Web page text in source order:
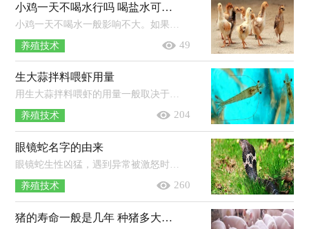
小鸡一天不喝水行吗 喝盐水可以防啄毛吗
养殖技术 49
生大蒜拌料喂虾用量
用生大蒜拌料喂虾的用量一般取决于饵料的量，以10斤饵料为例，一般可以拌1两大蒜。用生大蒜拌料喂虾的注意事项：放养对虾25天之后可每...
养殖技术 204
眼镜蛇名字的由来
眼镜蛇生性凶猛，遇到异常被激怒时，会昂起身体前部，膨大颈部，由于颈部扩张，背部会呈现出明显的黑白斑，就像是眼镜状的花纹，因此被称为眼镜...
养殖技术 260
猪的寿命一般是几年 种猪多大可以配种